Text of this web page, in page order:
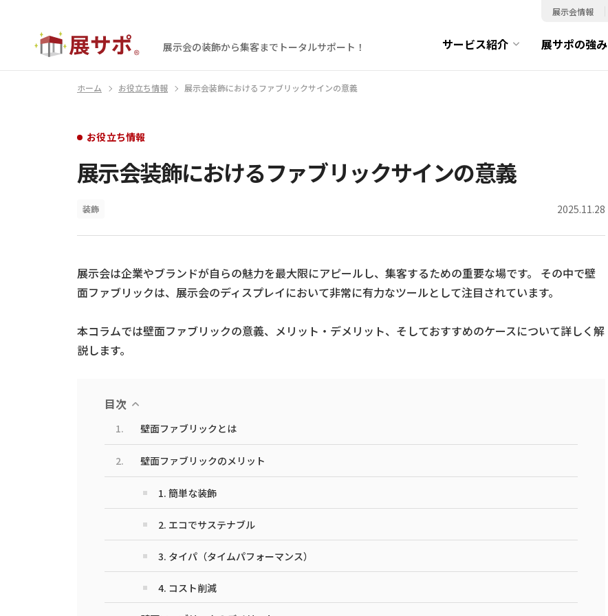
展示会の装飾から集客まで トータルサポート！ サービス紹介 展サポの強み
展示会情報
ホーム お役立ち情報 展示会装飾におけるファブリックサインの意義
お役立ち情報
展示会装飾におけるファブリックサインの意義
2025.11.28
装飾
展示会は企業やブランドが自らの魅力を最大限にアピールし、集客するための重要な場です。 その中で壁
面ファブリックは、展示会のディスプレイにおいて非常に有力なツールとして注目されています。
本コラムでは壁面ファブリックの意義、メリット・デメリット、そしておすすめのケースについて詳しく解
説します。
目次
壁面ファブリックとは
壁面ファブリックのメリット
1. 簡単な装飾
2. エコでサステナブル
3. タイパ（タイムパフォーマンス）
4. コスト削減